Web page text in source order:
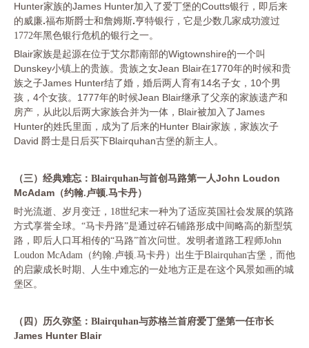
Hunter家族的James Hunter加入了爱丁堡的Coutts银行，即后来
的威廉.福布斯爵士和詹姆斯.亨特银行，它是少数几家成功渡过
1772年黑色银行危机的银行之一。
Blair家族是起源在位于艾尔郡南部的Wigtownshire的一个叫
Dunskey小镇上的贵族。贵族之女Jean Blair在1770年的时候和贵
族之子James Hunter结了婚，婚后两人育有14名子女，10个男
孩，4个女孩。1777年的时候Jean Blair继承了父亲的家族遗产和
房产，从此以后两大家族合并为一体，Blair被加入了James
Hunter的姓氏里面，成为了后来的Hunter Blair家族，家族次子
David 爵士是日后买下Blairquhan古堡的新主人。
（三）经典难忘： Blairquhan与首创马路第一人John Loudon
McAdam（约翰.卢顿.马卡丹）
时光流逝、岁月变迁， 18世纪末一种为了适应英国社会发展的筑路
方式享誉全球。“马卡丹路”是通过碎石铺路形成中间略高的新型筑
路，即后人口耳相传的“马路”首次问世。发明者道路工程师John
Loudon McAdam（约翰.卢顿.马卡丹）出生于Blairquhan古堡，而他
的启蒙成长时期、人生中难忘的一处地方正是在这个风景如画的城
堡区。
（四）历久弥坚： Blairquhan与苏格兰首府爱丁堡第一任市长
James Hunter Blair